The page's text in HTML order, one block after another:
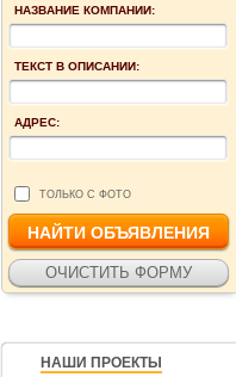
НАЗВАНИЕ КОМПАНИИ:
ТЕКСТ В ОПИСАНИИ:
АДРЕС:
ТОЛЬКО С ФОТО
НАШИ ПРОЕКТЫ